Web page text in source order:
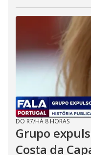
DO R7/HÁ 8 HORAS
Grupo
Costa da